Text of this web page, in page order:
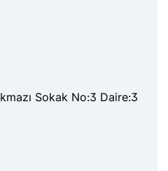
Sokak No:3 Daire:3